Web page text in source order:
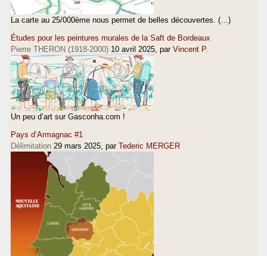
La carte au 25/000ème nous permet de belles découvertes. (…)
Études pour les peintures murales de la Saft de Bordeaux
Pierre THERON (1918-2000) 10 avril 2025 , par Vincent P.
Un peu d’art sur Gasconha.com !
Pays d’Armagnac #1
Délimitation 29 mars 2025 , par Tederic MERGER